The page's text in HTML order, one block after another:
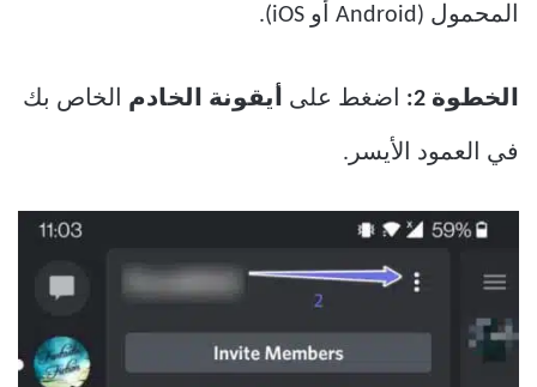
المحمول (Android أو iOS).
الخطوة 2: اضغط على أيقونة الخادم الخاص بك
في العمود الأيسر.